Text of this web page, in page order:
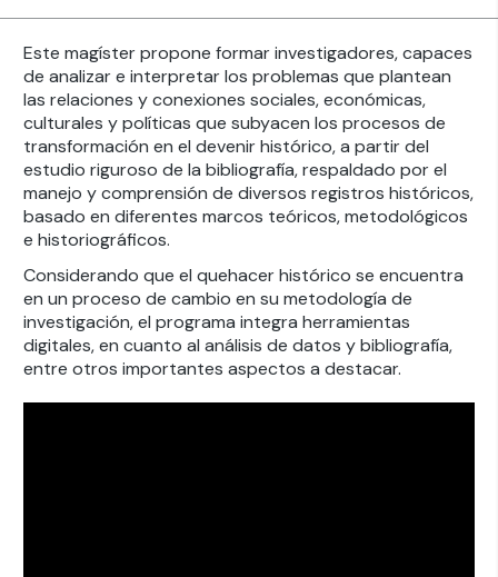
Este magíster propone formar investigadores, capaces
de analizar e interpretar los problemas que plantean
las relaciones y conexiones sociales, económicas,
culturales y políticas que subyacen los procesos de
transformación en el devenir histórico, a partir del
estudio riguroso de la bibliografía, respaldado por el
manejo y comprensión de diversos registros históricos,
basado en diferentes marcos teóricos, metodológicos
e historiográficos.
Considerando que el quehacer histórico se encuentra
en un proceso de cambio en su metodología de
investigación, el programa integra herramientas
digitales, en cuanto al análisis de datos y bibliografía,
entre otros importantes aspectos a destacar.